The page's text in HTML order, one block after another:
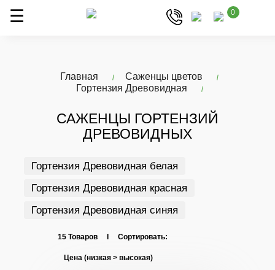
0
Главная
Саженцы цветов
Гортензия Древовидная
САЖЕНЦЫ ГОРТЕНЗИЙ
ДРЕВОВИДНЫХ
Гортензия Древовидная белая
Гортензия Древовидная красная
Гортензия Древовидная синяя
15 Товаров I Сортировать: